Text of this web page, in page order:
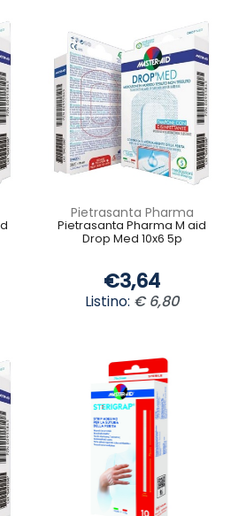
Pietrasanta Pharma
Pietrasanta Pharma M aid
Drop Med 10x6 5p
€3,64
Listino: € 6,80